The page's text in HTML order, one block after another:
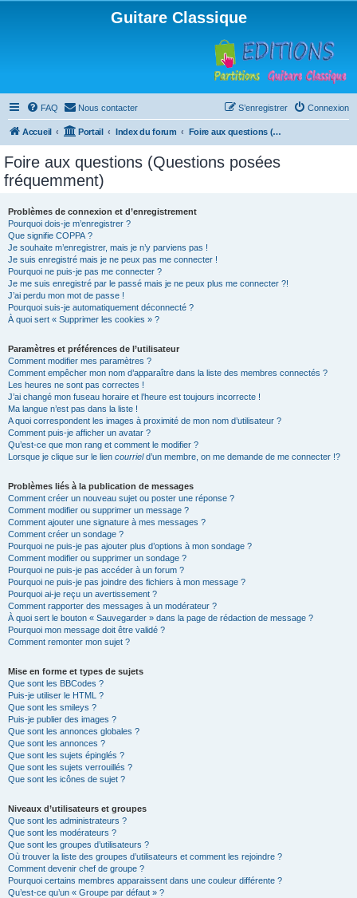
Guitare Classique
FAQ Nous contacter Connexion
S’enregistrer
Accueil Portail Index du forum Foire aux questions (Questions posées fréquemment)
Foire aux questions (Questions posées
fréquemment)
Problèmes de connexion et d’enregistrement
Pourquoi dois-je m’enregistrer ?
Que signifie COPPA ?
Je souhaite m’enregistrer, mais je n’y parviens pas !
Je suis enregistré mais je ne peux pas me connecter !
Pourquoi ne puis-je pas me connecter ?
Je me suis enregistré par le passé mais je ne peux plus me connecter ?!
J’ai perdu mon mot de passe !
Pourquoi suis-je automatiquement déconnecté ?
À quoi sert « Supprimer les cookies » ?
Paramètres et préférences de l’utilisateur
Comment modifier mes paramètres ?
Comment empêcher mon nom d’apparaître dans la liste des membres connectés ?
Les heures ne sont pas correctes !
J’ai changé mon fuseau horaire et l’heure est toujours incorrecte !
Ma langue n’est pas dans la liste !
A quoi correspondent les images à proximité de mon nom d’utilisateur ?
Comment puis-je afficher un avatar ?
Qu’est-ce que mon rang et comment le modifier ?
Lorsque je clique sur le lien courrield’un membre, on me demande de me connecter !?
Problèmes liés à la publication de messages
Comment créer un nouveau sujet ou poster une réponse ?
Comment modifier ou supprimer un message ?
Comment ajouter une signature à mes messages ?
Comment créer un sondage ?
Pourquoi ne puis-je pas ajouter plus d’options à mon sondage ?
Comment modifier ou supprimer un sondage ?
Pourquoi ne puis-je pas accéder à un forum ?
Pourquoi ne puis-je pas joindre des fichiers à mon message ?
Pourquoi ai-je reçu un avertissement ?
Comment rapporter des messages à un modérateur ?
À quoi sert le bouton « Sauvegarder » dans la page de rédaction de message ?
Pourquoi mon message doit être validé ?
Comment remonter mon sujet ?
Mise en forme et types de sujets
Que sont les BBCodes ?
Puis-je utiliser le HTML ?
Que sont les smileys ?
Puis-je publier des images ?
Que sont les annonces globales ?
Que sont les annonces ?
Que sont les sujets épinglés ?
Que sont les sujets verrouillés ?
Que sont les icônes de sujet ?
Niveaux d’utilisateurs et groupes
Que sont les administrateurs ?
Que sont les modérateurs ?
Que sont les groupes d’utilisateurs ?
Où trouver la liste des groupes d’utilisateurs et comment les rejoindre ?
Comment devenir chef de groupe ?
Pourquoi certains membres apparaissent dans une couleur différente ?
Qu’est-ce qu’un « Groupe par défaut » ?